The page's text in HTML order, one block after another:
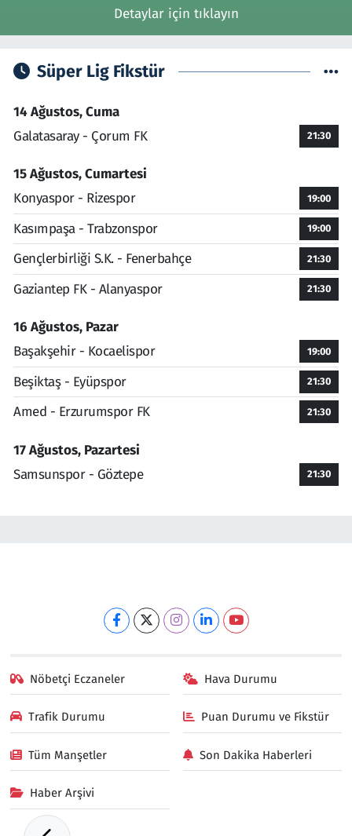
Detaylar için tıklayın
Süper Lig Fikstür
14 Ağustos, Cuma
Galatasaray - Çorum FK
21:30
15 Ağustos, Cumartesi
Konyaspor - Rizespor
19:00
Kasımpaşa - Trabzonspor 19:00
Gençlerbirliği S.K. - Fenerbahçe 21:30
Gaziantep FK - Alanyaspor 21:30
16 Ağustos, Pazar
Başakşehir - Kocaelispor
19:00
Beşiktaş - Eyüpspor 21:30
Amed - Erzurumspor FK 21:30
17 Ağustos, Pazartesi
Samsunspor - Göztepe
21:30
Nöbetçi Eczaneler Hava Durumu
Trafik Durumu Puan Durumu ve Fikstür
Tüm Manşetler Son Dakika Haberleri
Haber Arşivi